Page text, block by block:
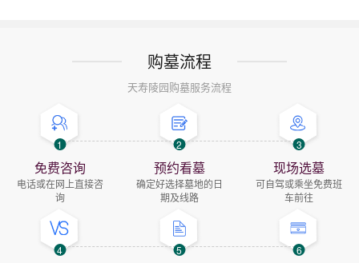
购墓流程
天寿陵园购墓服务流程
1
免费咨询
电话或在网上直接咨
询
2
预约看墓
确定好选择墓地的日
期及线路
3
现场选墓
可自驾或乘坐免费班
车前往
4 5 6